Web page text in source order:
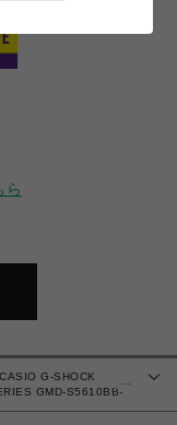
ら
G-SHOCK
GMD-S5610BB-